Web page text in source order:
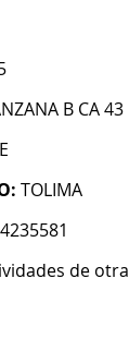
B CA 43
TOLIMA
de